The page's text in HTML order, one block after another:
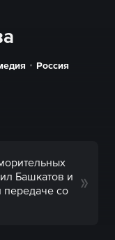
Россия
Башкатов и
передаче со